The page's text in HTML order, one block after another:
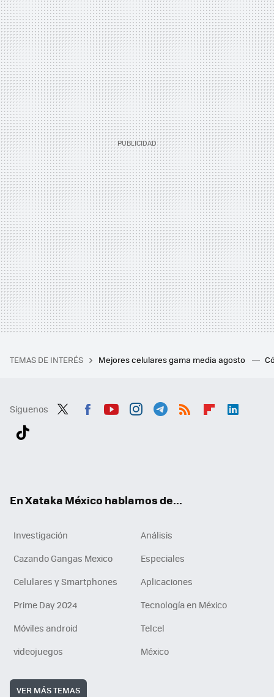
TEMAS DE INTERÉS Mejores celulares gama media agosto
Síguenos
En Xataka México hablamos de...
Investigación
Análisis
Cazando Gangas Mexico
Especiales
Celulares y Smartphones
Aplicaciones
Prime Day 2024
Tecnología en México
Móviles android
Telcel
videojuegos
México
VER MÁS TEMAS